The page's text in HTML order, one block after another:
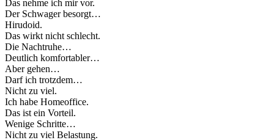
Das nehme ich mir vor.
Der Schwager besorgt…
Hirudoid.
Das wirkt nicht schlecht.
Die Nachtruhe…
Deutlich komfortabler…
Aber gehen…
Darf ich trotzdem…
Nicht zu viel.
Ich habe Homeoffice.
Das ist ein Vorteil.
Wenige Schritte…
Nicht zu viel Belastung.